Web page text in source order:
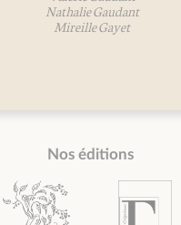
Mireille Gayet
Nos éditions